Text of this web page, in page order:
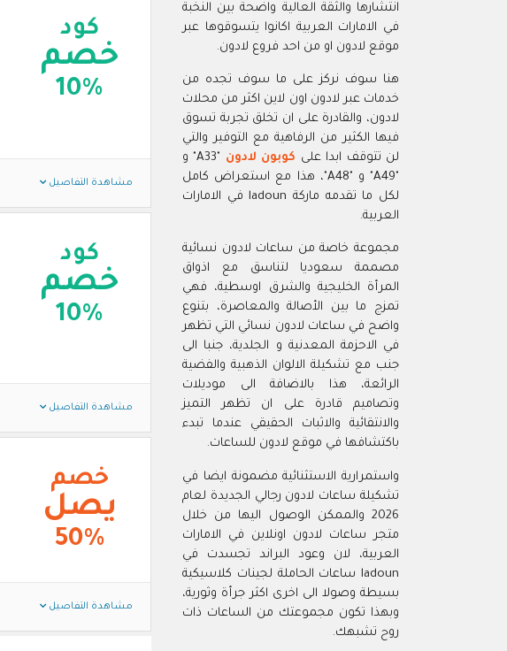
كود
خصم
10%
مشاهدة التفاصيل
كود
خصم
10%
مشاهدة التفاصيل
خصم
يصل
50%
مشاهدة التفاصيل
انتشارها والثقة العالية واضحة بين النخبة
في الامارات العربية اكانوا يتسوقوها عبر
موقع لادون او من احد فروع لادون.
هنا سوف نركز على ما سوف تجده من
خدمات عبر لادون اون لاين اكثر من محلات
لادون، والقادرة على ان تخلق تجربة تسوق
فيها الكثير من الرفاهية مع التوفير والتي
لن تتوقف ابدا على كوبون لادون
"A33" و
"A49" و "A48"، هذا مع استعراض كامل
لكل ما تقدمه ماركة ladoun في الامارات
العربية.
مجموعة خاصة من ساعات لادون نسائية
مصممة سعوديا لتناسق مع اذواق
المرأة الخليجية والشرق اوسطية، فهي
تمزج ما بين الأصالة والمعاصرة، بتنوع
واضح في ساعات لادون نسائي التي تظهر
في الاحزمة المعدنية و الجلدية، جنبا الى
جنب مع تشكيلة الالوان الذهبية والفضية
الرائعة، هذا بالاضافة الى موديلات
وتصاميم قادرة على ان تظهر التميز
والانتقائية والاثبات الحقيقي عندما تبدء
باكتشافها في موقع لادون للساعات.
واستمرارية الاستثنائية مضمونة ايضا في
تشكيلة ساعات لادون رجالي الجديدة لعام
2026 والممكن الوصول اليها من خلال
متجر ساعات لادون اونلاين في الامارات
العربية، لان وعود البراند تجسدت في
ladoun ساعات الحاملة لجينات كلاسيكية
بسيطة وصولا الى اخرى اكثر جرأة وثورية،
وبهذا تكون مجموعتك من الساعات ذات
روح تشبهك.